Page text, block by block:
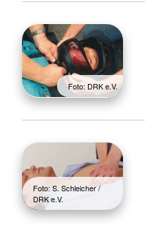
Foto: DRK e.V.
Foto: S. Schleicher /
DRK e.V.